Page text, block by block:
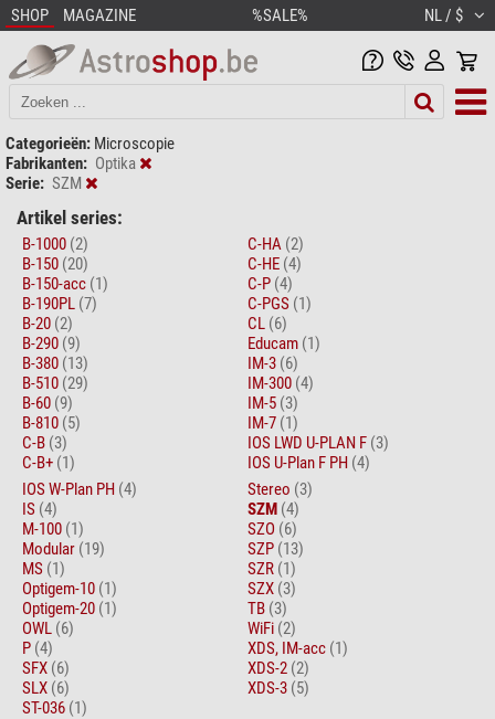
SHOP MAGAZINE %SALE% NL / $
Categorieën: Microscopie
Fabrikanten: Optika
Serie: SZM
Artikel series:
B-1000 (2)
B-150 (20)
B-150-acc (1)
B-190PL (7)
B-20 (2)
B-290 (9)
B-380 (13)
B-510 (29)
B-60 (9)
B-810 (5)
C-B (3)
C-B+ (1)
C-HA (2)
C-HE (4)
C-P (4)
C-PGS (1)
CL (6)
Educam (1)
IM-3 (6)
IM-300 (4)
IM-5 (3)
IM-7 (1)
IOS LWD U-PLAN F (3)
IOS U-Plan F PH (4)
IOS W-Plan PH (4)
IS (4)
M-100 (1)
Modular (19)
MS (1)
Optigem-10 (1)
Optigem-20 (1)
OWL (6)
P (4)
SFX (6)
SLX (6)
ST-036 (1)
Stereo (3)
SZM (4)
SZO (6)
SZP (13)
SZR (1)
SZX (3)
TB (3)
WiFi (2)
XDS, IM-acc (1)
XDS-2 (2)
XDS-3 (5)